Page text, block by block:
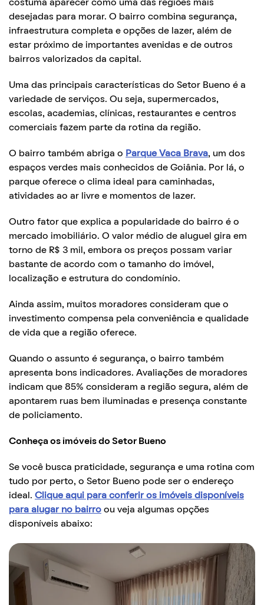
costuma aparecer como uma das regiões mais
desejadas para morar. O bairro combina segurança,
infraestrutura completa e opções de lazer, além de
estar próximo de importantes avenidas e de outros
bairros valorizados da capital.
Uma das principais características do Setor Bueno é a
variedade de serviços. Ou seja, supermercados,
escolas, academias, clínicas, restaurantes e centros
comerciais fazem parte da rotina da região.
O bairro também abriga o Parque Vaca Brava, um dos
espaços verdes mais conhecidos de Goiânia. Por lá, o
parque oferece o clima ideal para caminhadas,
atividades ao ar livre e momentos de lazer.
Outro fator que explica a popularidade do bairro é o
mercado imobiliário. O valor médio de aluguel gira em
torno de R$ 3 mil, embora os preços possam variar
bastante de acordo com o tamanho do imóvel,
localização e estrutura do condomínio.
Ainda assim, muitos moradores consideram que o
investimento compensa pela conveniência e qualidade
de vida que a região oferece.
Quando o assunto é segurança, o bairro também
apresenta bons indicadores. Avaliações de moradores
indicam que 85% consideram a região segura, além de
apontarem ruas bem iluminadas e presença constante
de policiamento.
Conheça os imóveis do Setor Bueno
Se você busca praticidade, segurança e uma rotina com
tudo por perto, o Setor Bueno pode ser o endereço
ideal. Clique aqui para conferir os imóveis disponíveis
para alugar no bairro ou veja algumas opções
disponíveis abaixo: